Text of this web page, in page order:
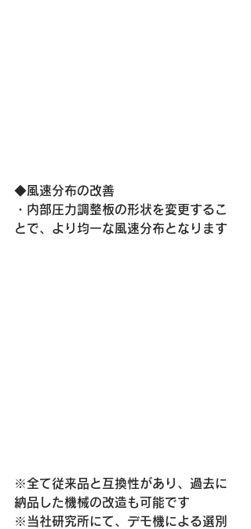
◆風速分布の改善
・内部圧力調整板の形状を変更するこ
とで、より均一な風速分布となります
※全て従来品と互換性があり、過去に
納品した機械の改造も可能です
※当社研究所にて、デモ機による選別